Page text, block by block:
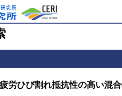
労ひび割れ抵抗性の高い混